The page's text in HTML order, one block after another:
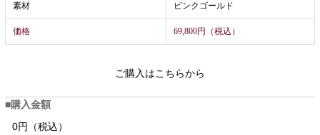
素材 ピンクゴールド
価格 69,800円（税込）
ご購入はこちらから
購入金額
0円（税込）